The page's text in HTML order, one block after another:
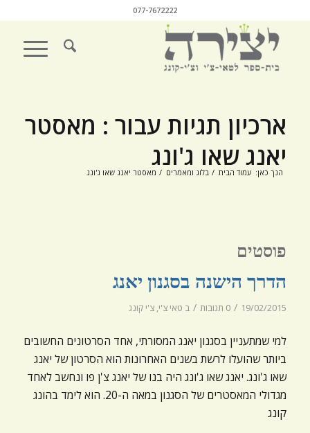
077-7672222
ארכיון תגיות עבור : מאסטר
יאנג שאו ג'ונג
הנך כאן: עמוד הבית / בלוג ומאמרים / מאסטר יאנג שאו ג'ונג
פוסטים
הדרך הישנה בסגנון יאנג
19/02/2015
/ 0 תגובות / ב טאי צ'י, צ'י קונג
למי שמתעניין בסגנון יאנג המסורתי, אחד הסרטונים החשובים
ביותר שהועלו לרשת בשנים האחרונות הוא הסרטון של יאנג
שאו ג'ונג. יאנג שאו ג'ונג היה בנו של יאנג צ'ן פו ונחשב לאחד
מגדולי המאסטרים של הסגנון במאה ה-20. הוא לימד בהונג
קונג